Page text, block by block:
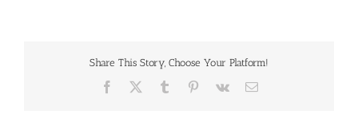
Share This Story, Choose Your Platform!
Facebook Tumblr Pinterest
Vk
E-